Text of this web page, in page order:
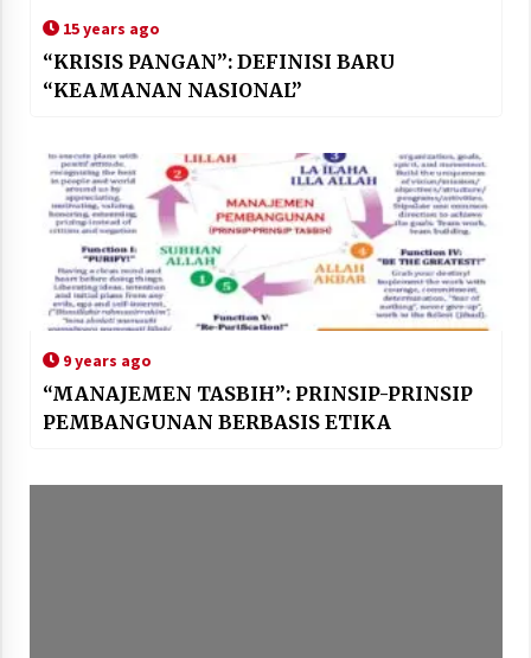
15 years ago
“KRISIS PANGAN”: DEFINISI BARU
“KEAMANAN NASIONAL”
9 years ago
“MANAJEMEN TASBIH”: PRINSIP-PRINSIP
PEMBANGUNAN BERBASIS ETIKA